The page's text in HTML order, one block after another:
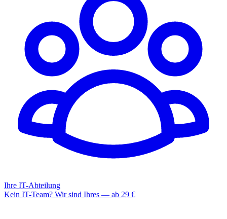
Ihre IT-Abteilung
Kein IT-Team? Wir sind Ihres — ab 29 €